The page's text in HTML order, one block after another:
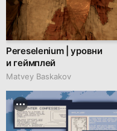
Pereselenium | уровни
и геймплей
Matvey Baskakov